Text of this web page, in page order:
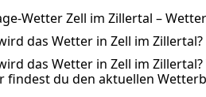
Wetter Zell im Zillertal –
das Wetter in Zell im
das Wetter in Zell im
findest du den aktuellen